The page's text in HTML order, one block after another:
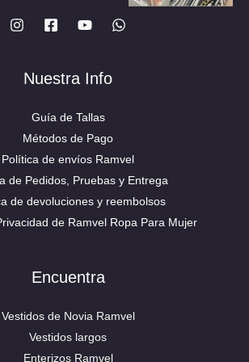
Nuestra Info
Guía de Tallas
Métodos de Pago
Política de envíos Ramvel
de Pedidos, Pruebas y Entrega
de devoluciones y reembolsos
de Ramvel Ropa Para Mujer
Encuentra
Vestidos de Novia Ramvel
Vestidos largos
Enterizos Ramvel